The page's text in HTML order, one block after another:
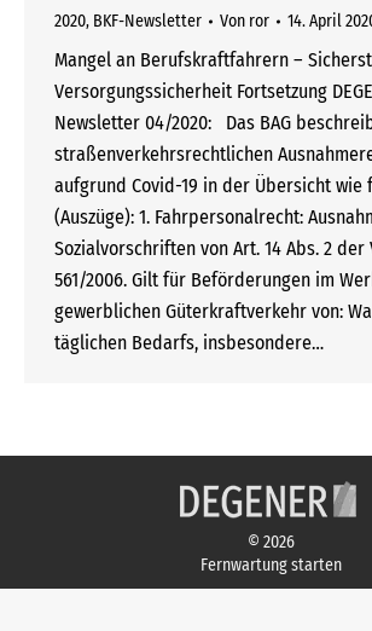
2020, BKF-Newsletter Von ror 14. April
Mangel an Berufskraftfahrern –
Versorgungssicherheit Fortsetzung
Newsletter 04/2020: Das BAG
straßenverkehrsrechtlichen
aufgrund Covid-19 in der Übersicht wie
(Auszüge): 1. Fahrpersonalrecht:
Sozialvorschriften von Art. 14 Abs. 2 der
561/2006. Gilt für Beförderungen im
gewerblichen Güterkraftverkehr von:
täglichen Bedarfs, insbesondere…
© 2026
Fernwartung starten
campaign